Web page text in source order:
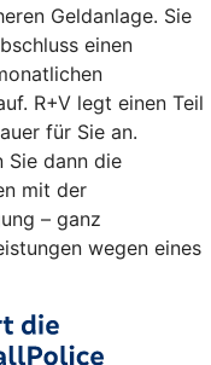
Geldanlage. Sie
einen
R+V legt einen Teil
für Sie an.
Sie dann die
mit der
– ganz
wegen eines